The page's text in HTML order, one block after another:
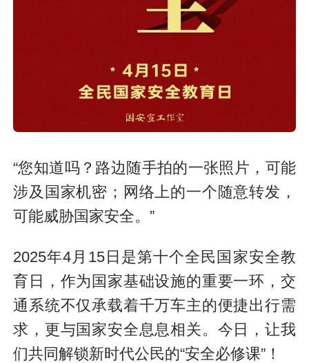
“您知道吗？路边随手拍的一张照片，可能
涉及国家机密；网络上的一个随意转发，
可能威胁国家安全。”
2025年4月15日是第十个全民国家安全教
育日，作为国家基础设施的重要一环，交
通系统不仅承载着千万车主的便捷出行需
求，更与国家安全息息相关。今日，让我
们共同解锁新时代公民的“安全必修课”！